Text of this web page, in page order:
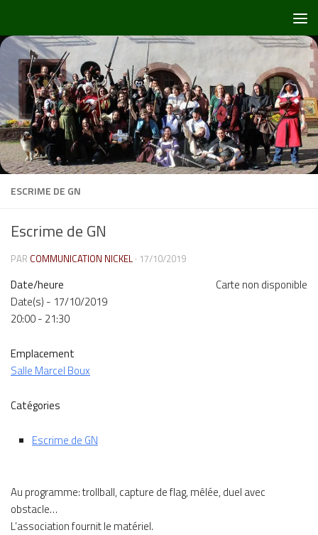
ESCRIME DE GN
Escrime de GN
PAR COMMUNICATION NICKEL · 17/10/2019
Carte non disponible
Date/heure
Date(s) - 17/10/2019
20:00 - 21:30
Emplacement
Salle Marcel Boux
Catégories
Escrime de GN
Au programme: trollball, capture de flag, mêlée, duel avec
obstacle…
L’association fournit le matériel.